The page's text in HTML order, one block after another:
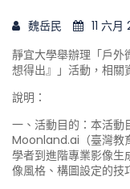
魏岳民
11 六
靜宜大學舉辦理「戶外
想得出』」活動，相關
說明：
一、活動目的：本活動
Moonland.ai（臺灣教
學者到進階專業影像
像風格、構圖設定的技